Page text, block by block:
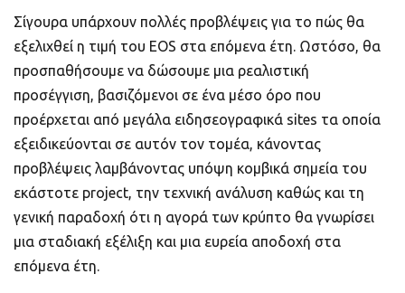
Σίγουρα υπάρχουν πολλές προβλέψεις για το πώς θα
εξελιχθεί η τιμή του EOS στα επόμενα έτη. Ωστόσο, θα
προσπαθήσουμε να δώσουμε μια ρεαλιστική
προσέγγιση, βασιζόμενοι σε ένα μέσο όρο που
προέρχεται από μεγάλα ειδησεογραφικά sites τα οποία
εξειδικεύονται σε αυτόν τον τομέα, κάνοντας
προβλέψεις λαμβάνοντας υπόψη κομβικά σημεία του
εκάστοτε project, την τεχνική ανάλυση καθώς και τη
γενική παραδοχή ότι η αγορά των κρύπτο θα γνωρίσει
μια σταδιακή εξέλιξη και μια ευρεία αποδοχή στα
επόμενα έτη.